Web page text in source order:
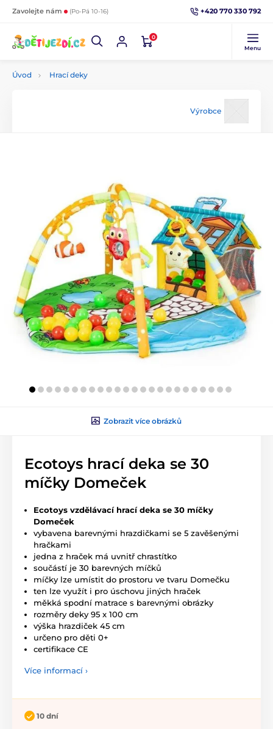
Zavolejte nám (Po-Pá 10-16) +420 770 330 792
0
Menu
Úvod Hrací deky
Výrobce
Zobrazit více obrázků
Ecotoys hrací deka se 30
míčky Domeček
Ecotoys vzdělávací hrací deka se 30 míčky
Domeček
vybavena barevnými hrazdičkami se 5 zavěšenými
hračkami
jedna z hraček má uvnitř chrastítko
součástí je 30 barevných míčků
míčky lze umístit do prostoru ve tvaru Domečku
ten lze využít i pro úschovu jiných hraček
měkká spodní matrace s barevnými obrázky
rozměry deky 95 x 100 cm
výška hrazdiček 45 cm
určeno pro děti 0+
certifikace CE
Více informací ›
10 dní